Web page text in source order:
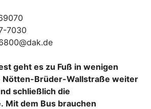
7030
geht es zu Fuß in wenigen
Nötten-Brüder-Wallstraße weiter
schließlich die
Mit dem Bus brauchen